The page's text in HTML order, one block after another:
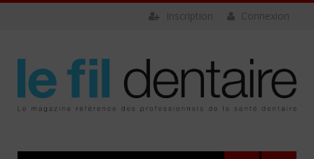
Connexion
Inscription